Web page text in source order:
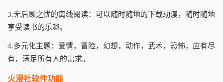
3.无后顾之忧的离线阅读：可以随时随地的下载动漫，随时随地
享受读书的乐趣。
4.多元化主题：爱情，冒险，幻想，动作，武术，恐怖，应有尽
有，满足所有人的需求。
火漫社软件功能